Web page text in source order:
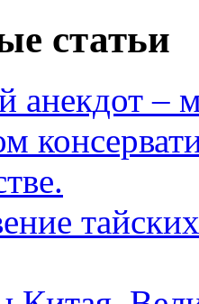
статьи
анекдот –